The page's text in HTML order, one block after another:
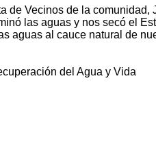
de Vecinos de la comunidad,
las aguas y nos secó el
aguas al cauce natural de
del Agua y Vida